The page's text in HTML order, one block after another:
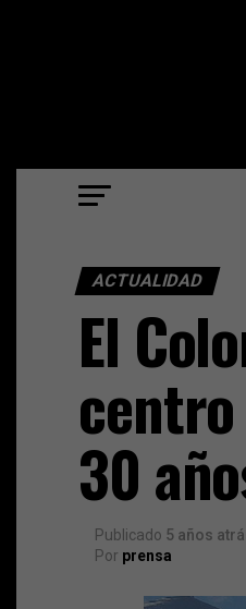
ACTUALIDAD
El
30
Publicado 5 años
Por prensa